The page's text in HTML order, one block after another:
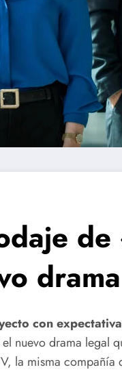
con
nuevo drama legal
la misma compañía